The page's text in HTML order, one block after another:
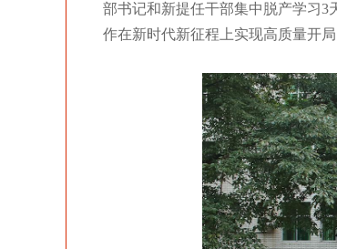
部书记和新提任干部集中脱产学习3
作在新时代新征程上实现高质量开